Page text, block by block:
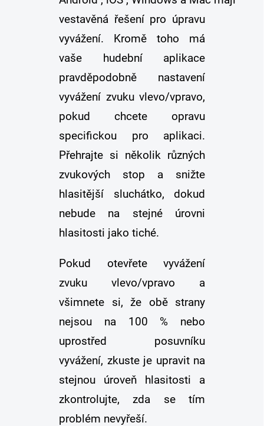
vestavěná řešení pro úpravu
vyvážení. Kromě toho má
vaše hudební aplikace
pravděpodobně nastavení
vyvážení zvuku vlevo/vpravo,
pokud chcete opravu
specifickou pro aplikaci.
Přehrajte si několik různých
zvukových stop a snižte
hlasitější sluchátko, dokud
nebude na stejné úrovni
hlasitosti jako tiché.
Pokud otevřete vyvážení
zvuku vlevo/vpravo a
všimnete si, že obě strany
nejsou na 100 % nebo
uprostřed posuvníku
vyvážení, zkuste je upravit na
stejnou úroveň hlasitosti a
zkontrolujte, zda se tím
problém nevyřeší.